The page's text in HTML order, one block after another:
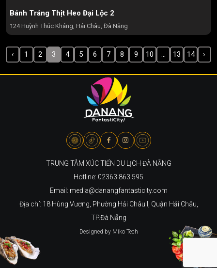
Bánh Tráng Thịt Heo Đại Lộc 2
124 Huỳnh Thúc Kháng, Hải Châu, Đà Nẵng
‹ 1 2 3 4 5 6 7 8 9 10 ... 13 14 ›
TRUNG TÂM XÚC TIẾN DU LỊCH ĐÀ NẴNG
Hotline: 02363 863 595
Email: media@danangfantasticity.com
Địa chỉ: 18 Hùng Vương, Phường Hải Châu I, Quận Hải Châu,
TP.Đà Nẵng
Designed by Miko Tech